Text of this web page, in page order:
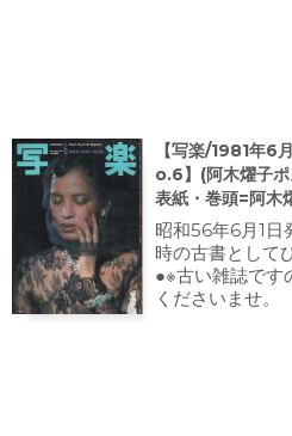
【写楽/1981年6
o.6】(阿木燿子
表紙・巻頭=阿木
昭和56年6月1日
時の古書として
●※古い雑誌です
くださいませ。